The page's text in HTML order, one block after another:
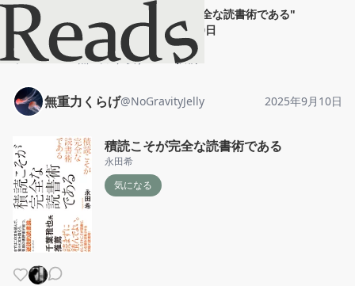
積読こそが完全な読書術である"
2025年9月10日
ホーム
無重力くらげ 投稿
無重力くらげ@NoGravityJelly 2025年9月10日
積読こそが完全な読書術である
永田希
気になる